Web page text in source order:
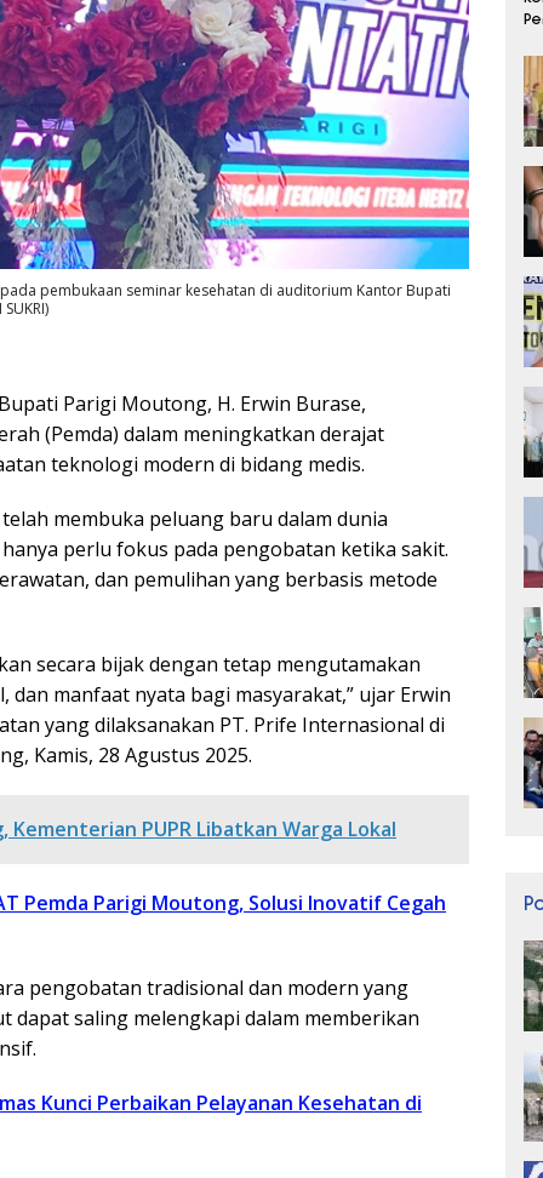
pembukaan seminar kesehatan di auditorium Kantor Bupati
Parigi Moutong, H. Erwin Burase,
(Pemda) dalam meningkatkan derajat
teknologi modern di bidang medis.
membuka peluang baru dalam dunia
perlu fokus pada pengobatan ketika sakit.
dan pemulihan yang berbasis metode
secara bijak dengan tetap mengutamakan
manfaat nyata bagi masyarakat,” ujar Erwin
yang dilaksanakan PT. Prife Internasional di
Kamis, 28 Agustus 2025.
PUPR Libatkan Warga Lokal
Pemda Parigi Moutong, Solusi Inovatif Cegah
pengobatan tradisional dan modern yang
saling melengkapi dalam memberikan
Kunci Perbaikan Pelayanan Kesehatan di